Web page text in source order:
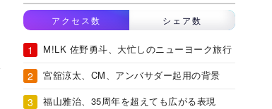
アクセス数 シェア数
M!LK 佐野勇斗、大忙しのニューヨーク旅行
宮舘涼太、CM、アンバサダー起用の背景
福山雅治、35周年を超えても広がる表現